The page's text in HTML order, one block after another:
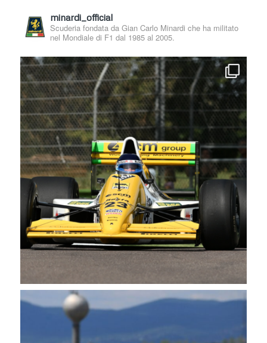
minardi_official
Scuderia fondata da Gian Carlo Minardi che ha militato
nel Mondiale di F1 dal 1985 al 2005.